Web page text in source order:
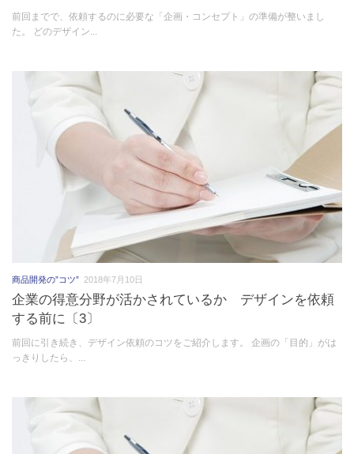
前回までで、依頼するのに必要な「企画・コンセプト」の準備が整いまし
た。 どのデザイン...
商品開発の”コツ” 2018年7月10日
企業の得意分野が活かされているか デザインを依頼
する前に〔3〕
前回に引き続き、デザイン依頼のコツをご紹介します。 企画の「目的」がは
っきりしたら、...